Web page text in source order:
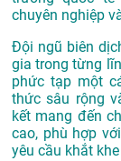
chuyên nghiệp
Đội ngũ biên
gia trong từng
phức tạp một
thức sâu rộng
kết mang đến
cao, phù hợp
yêu cầu khắt